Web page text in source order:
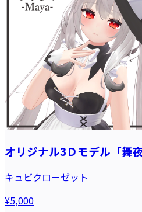
オリジナル3Ｄモデル「舞
キュビクローゼット
¥5,000